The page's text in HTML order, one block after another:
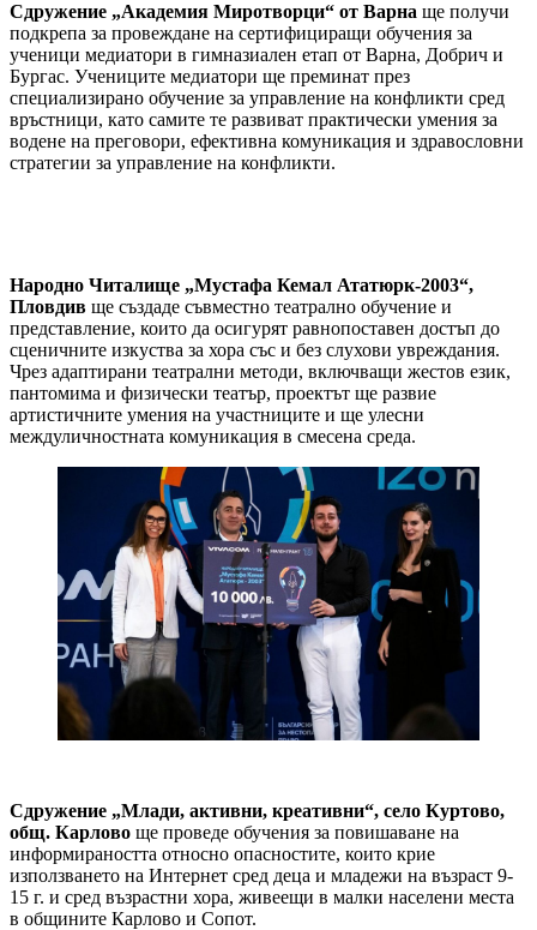
Сдружение „Академия Миротворци“ от Варна ще получи
подкрепа за провеждане на сертифициращи обучения за
ученици медиатори в гимназиален етап от Варна, Добрич и
Бургас. Учениците медиатори ще преминат през
специализирано обучение за управление на конфликти сред
връстници, като самите те развиват практически умения за
водене на преговори, ефективна комуникация и здравословни
стратегии за управление на конфликти.
Народно Читалище „Мустафа Кемал Ататюрк-2003“,
Пловдив ще създаде съвместно театрално обучение и
представление, които да осигурят равнопоставен достъп до
сценичните изкуства за хора със и без слухови увреждания.
Чрез адаптирани театрални методи, включващи жестов език,
пантомима и физически театър, проектът ще развие
артистичните умения на участниците и ще улесни
междуличностната комуникация в смесена среда.
Сдружение „Млади, активни, креативни“, село Куртово,
общ. Карлово ще проведе обучения за повишаване на
информираността относно опасностите, които крие
използването на Интернет сред деца и младежи на възраст 9-
15 г. и сред възрастни хора, живеещи в малки населени места
в общините Карлово и Сопот.